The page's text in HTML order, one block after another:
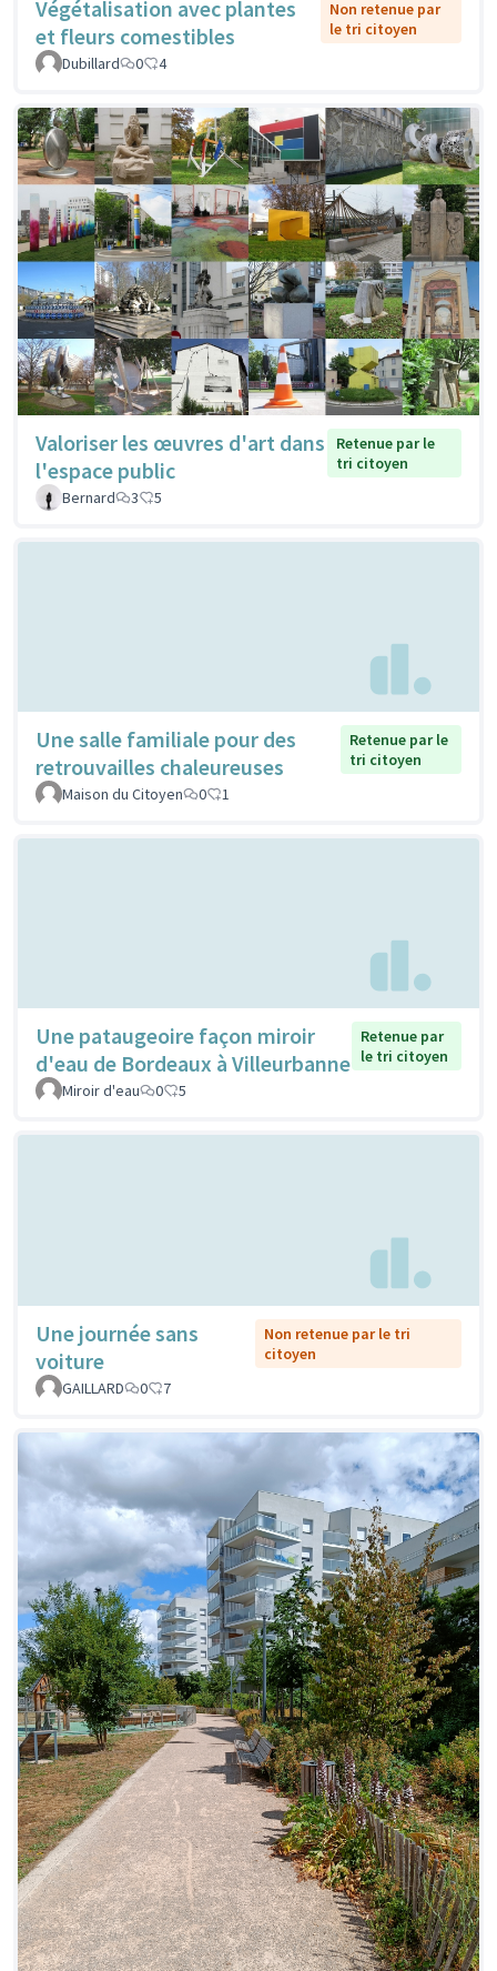
Végétalisation avec plantes
et fleurs comestibles
Non retenue par
le tri citoyen
Dubillard
0 4
Valoriser les œuvres d'art dans
l'espace public
Retenue par le
tri citoyen
Bernard
3 5
Une salle familiale pour des
retrouvailles chaleureuses
Retenue par le
tri citoyen
Maison du Citoyen
0 1
Une pataugeoire façon miroir
d'eau de Bordeaux à Villeurbanne
Retenue par
le tri citoyen
Miroir d'eau
0 5
Une journée sans
voiture
Non retenue par le tri
citoyen
GAILLARD
0 7